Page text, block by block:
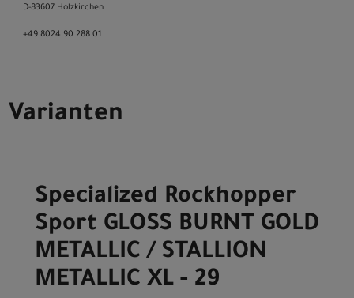
D-83607 Holzkirchen
+49 8024 90 288 01
Varianten
Specialized Rockhopper
Sport GLOSS BURNT GOLD
METALLIC / STALLION
METALLIC XL - 29